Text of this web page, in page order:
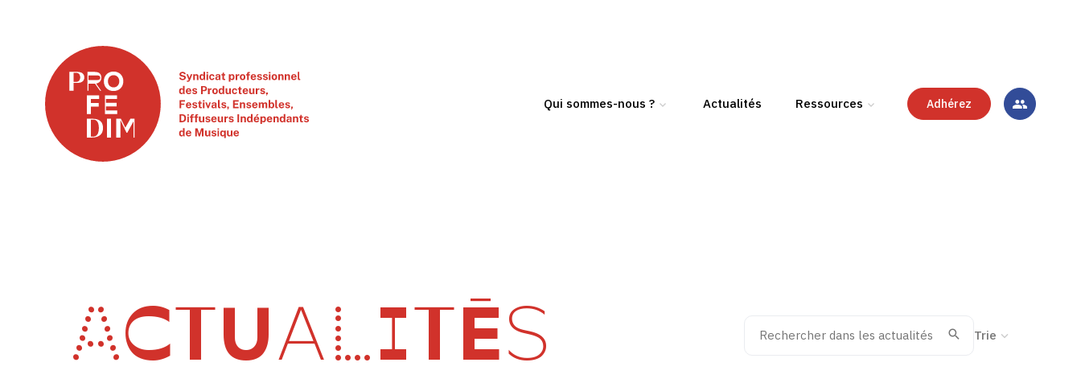
Qui sommes-nous ? Actualités Ressources Adhérez
ACTUALITÉS Recherche
ValiderTrier la recherche